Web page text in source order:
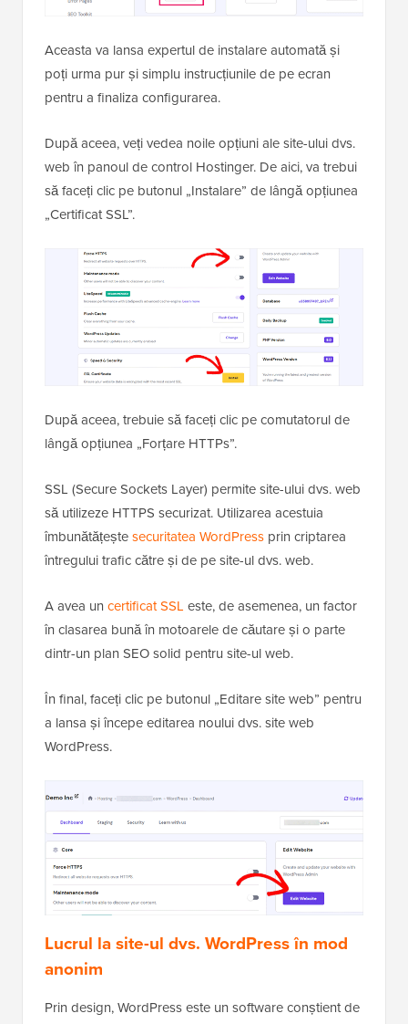
Aceasta va lansa expertul de instalare automată și
poți urma pur și simplu instrucțiunile de pe ecran
pentru a finaliza configurarea.
După aceea, veți vedea noile opțiuni ale site-ului dvs.
web în panoul de control Hostinger. De aici, va trebui
să faceți clic pe butonul „Instalare” de lângă opțiunea
„Certificat SSL”.
După aceea, trebuie să faceți clic pe comutatorul de
lângă opțiunea „Forțare HTTPs”.
SSL (Secure Sockets Layer) permite site-ului dvs. web
să utilizeze HTTPS securizat. Utilizarea acestuia
îmbunătățeștesecuritatea WordPress prin criptarea
întregului trafic către și de pe site-ul dvs. web.
A avea un certificat SSL este, de asemenea, un factor
în clasarea bună în motoarele de căutare și o parte
dintr-un plan SEO solid pentru site-ul web.
În final, faceți clic pe butonul „Editare site web” pentru
a lansa și începe editarea noului dvs. site web
WordPress.
Lucrul la site-ul dvs. WordPress în mod
anonim
Prin design, WordPress este un software conștient de